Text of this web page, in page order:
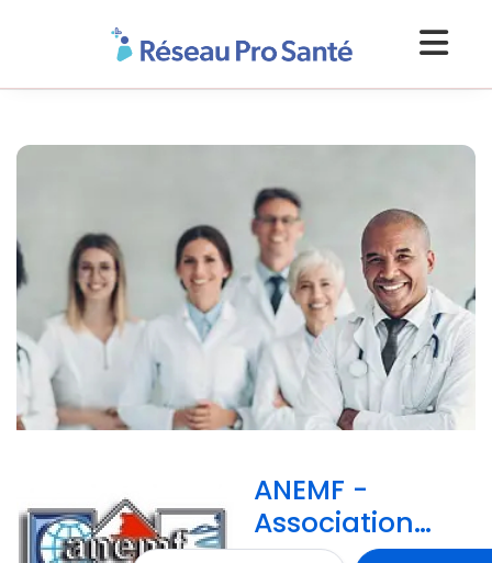
ANEMF -
Association